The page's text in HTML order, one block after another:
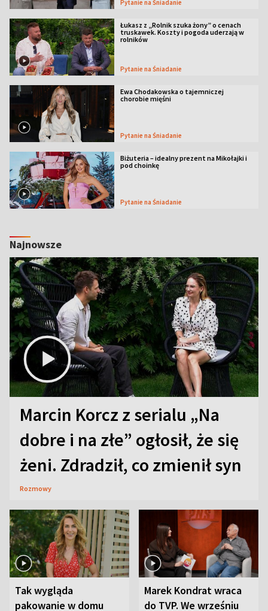
Pytanie na Śniadanie
Łukasz z „Rolnik szuka żony” o cenach
truskawek. Koszty i pogoda uderzają w
rolników
Pytanie na Śniadanie
Ewa Chodakowska o tajemniczej
chorobie mięśni
Pytanie na Śniadanie
Biżuteria – idealny prezent na Mikołajki i
pod choinkę
Pytanie na Śniadanie
Najnowsze
Marcin Korcz z serialu „Na
dobre i na złe” ogłosił, że się
żeni. Zdradził, co zmienił syn
Rozmowy
Tak wygląda
pakowanie w domu
Marek Kondrat wraca
do TVP. We wrześniu